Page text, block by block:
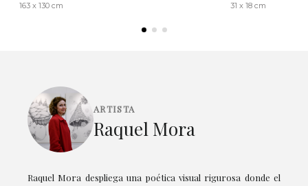
163 x 130 cm 31 x 18 cm
ARTISTA
Raquel Mora
Raquel Mora despliega una poética visual rigurosa donde el